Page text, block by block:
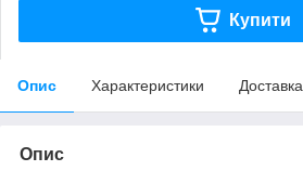
Купити
Опис Характеристики Доставка
Опис